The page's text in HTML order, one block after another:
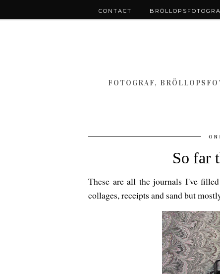
FOTOGRAF,
So far
These are all the journals I've
collages, receipts and sand but
CONTACT